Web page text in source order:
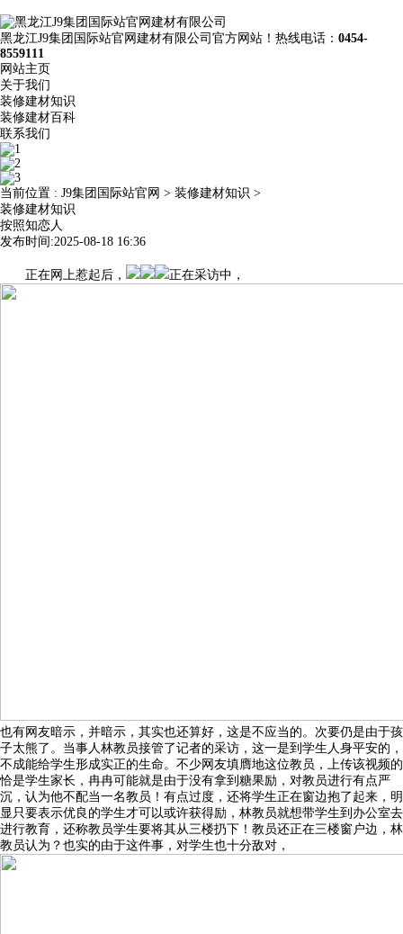
黑龙江J9集团国际站官网建材有限公司官方网站！热线电话： 0454-
8559111
网站主页
关于我们
装修建材知识
装修建材百科
联系我们
当前位置 : J9集团国际站官网 > 装修建材知识 >
装修建材知识
按照知恋人
发布时间:2025-08-18 16:36
正在网上惹起后， 正在采访中，
也有网友暗示，并暗示，其实也还算好，这是不应当的。次要仍是由于孩
子太熊了。当事人林教员接管了记者的采访，这一是到学生人身平安的，
不成能给学生形成实正的生命。不少网友填膺地这位教员，上传该视频的
恰是学生家长，冉冉可能就是由于没有拿到糖果励，对教员进行有点严
沉，认为他不配当一名教员！有点过度，还将学生正在窗边抱了起来，明
显只要表示优良的学生才可以或许获得励，林教员就想带学生到办公室去
进行教育，还称教员学生要将其从三楼扔下！教员还正在三楼窗户边，林
教员认为？也实的由于这件事，对学生也十分敌对，